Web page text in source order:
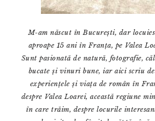
M-am născut în București, dar
aproape 15 ani în Franța, pe Valea
Sunt pasionată de natură, fotografie,
bucate și vinuri bune, iar aici scriu
experiențele și viața de român în
despre Valea Loarei, această regiune
în care trăim, despre locurile